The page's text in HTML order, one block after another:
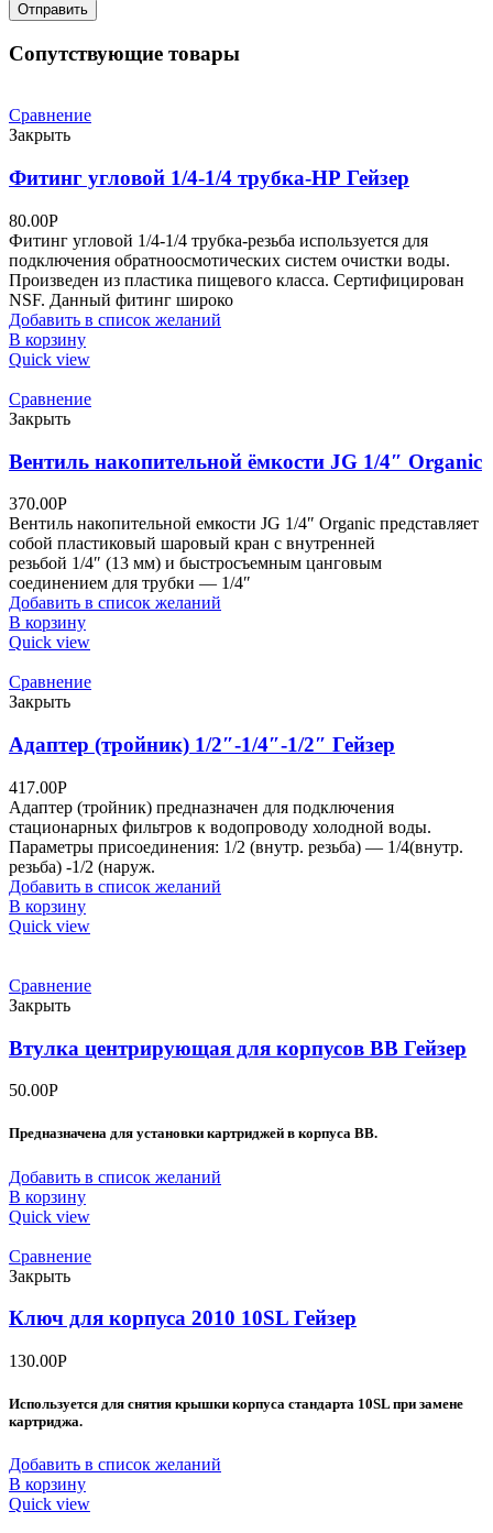
Сопутствующие товары
Сравнение
Закрыть
Фитинг угловой 1/4-1/4 трубка-НР Гейзер
80.00Р
Фитинг угловой 1/4-1/4 трубка-резьба используется для
подключения обратноосмотических систем очистки воды.
Произведен из пластика пищевого класса. Сертифицирован
NSF. Данный фитинг широко
Добавить в список желаний
В корзину
Quick view
Сравнение
Закрыть
Вентиль накопительной ёмкости JG 1/4″ Organic
370.00Р
Вентиль накопительной емкости JG 1/4″ Organic представляет
собой пластиковый шаровый кран с внутренней
резьбой 1/4″ (13 мм) и быстросъемным цанговым
соединением для трубки — 1/4″
Добавить в список желаний
В корзину
Quick view
Сравнение
Закрыть
Адаптер (тройник) 1/2″-1/4″-1/2″ Гейзер
417.00Р
Адаптер (тройник) предназначен для подключения
стационарных фильтров к водопроводу холодной воды.
Параметры присоединения: 1/2 (внутр. резьба) — 1/4(внутр.
резьба) -1/2 (наруж.
Добавить в список желаний
В корзину
Quick view
Сравнение
Закрыть
Втулка центрирующая для корпусов ВВ Гейзер
50.00Р
Предназначена для установки картриджей в корпуса ВВ.
Добавить в список желаний
В корзину
Quick view
Сравнение
Закрыть
Ключ для корпуса 2010 10SL Гейзер
130.00Р
Используется для снятия крышки корпуса стандарта 10SL при замене
картриджа.
Добавить в список желаний
В корзину
Quick view